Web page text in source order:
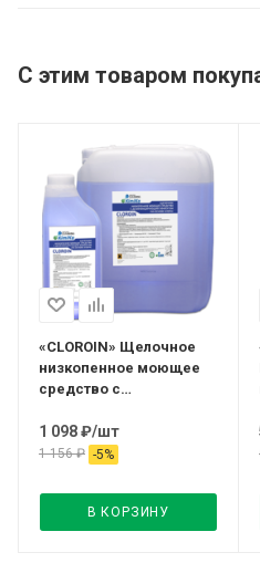
С этим товаром
«CLOROIN» Щелочное
низкопенное моющее
средство с
эффектом на основе
хлора, 5л Kimika
1 098₽/шт
1 156₽ -5%
В КОРЗИНУ